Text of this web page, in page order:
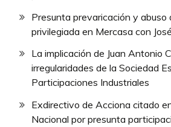
Presunta prevaricación y abuso
privilegiada en Mercasa con
La implicación de Juan Antonio
irregularidades de la Sociedad
Participaciones Industriales
Exdirectivo de Acciona citado
Nacional por presunta